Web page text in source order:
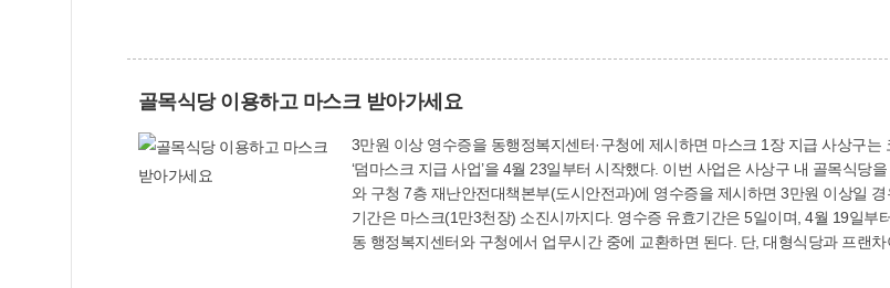
골목식당 이용하고 마스크 받아가세요
3만원 이상 영수증을 동행정복지센터·구청에 제시하면 마스크 1장 지급 사상구는 코로나19 확산 방지 및 침체된 골목상권에 활력을 불어넣기 위해
‘덤마스크 지급 사업’을 4월 23일부터 시작했다. 이번 사업은 사상구 내 골목식당을 이용하고 인근 동 행정복지센터(12개소, 소상공인 지원 접수처)
와 구청 7층 재난안전대책본부(도시안전과)에 영수증을 제시하면 3만원 이상일
기간은 마스크(1만3천장) 소진시까지다. 영수증 유효기간은 5일이며, 4월 19일부터 이용한 영수증부터 교환이 가능하다. 교환신청은 사상구 관내
동 행정복지센터와 구청에서 업무시간 중에 교환하면 된다. 단, 대형식당과 프랜차이즈, 주점, 커피숍, 사행성·불건전 업종에서 받은 영수증은 제외